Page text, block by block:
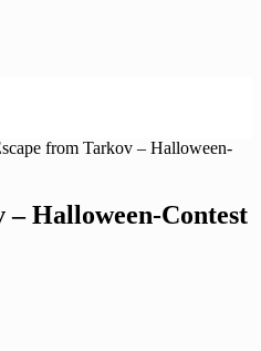
from Tarkov – Halloween-
Halloween-Contest